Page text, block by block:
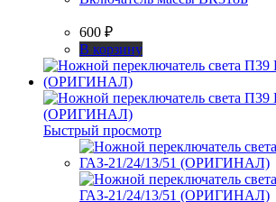
600 ₽
В корзину
Быстрый просмотр